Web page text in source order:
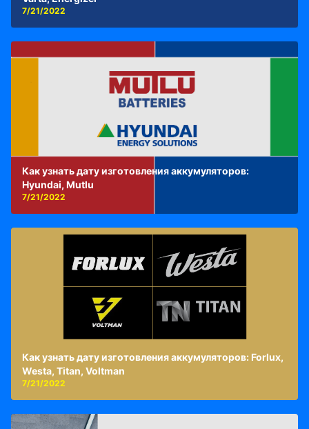
7/21/2022
Как узнать дату изготовления аккумуляторов:
Hyundai, Mutlu
7/21/2022
Как узнать дату изготовления аккумуляторов: Forlux,
Westa, Titan, Voltman
7/21/2022